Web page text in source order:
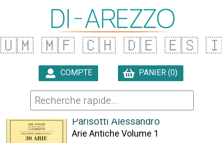
🇺🇲 🇲🇫 🇨🇭 🇩🇪 🇪🇸
COMPTE PANIER (0)
2094 ARTICLES TROUVÉS
Parisotti Alessandro
Arie Antiche Volume 1